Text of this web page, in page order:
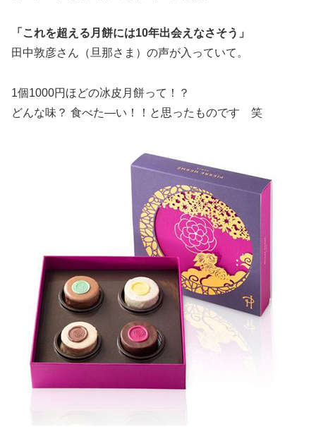
「これを超える月餅には10年出会えなさそう」
田中敦彦さん（旦那さま）の声が入っていて。
1個1000円ほどの冰皮月餅って！？
どんな味？ 食べた―い！！と思ったものです 笑